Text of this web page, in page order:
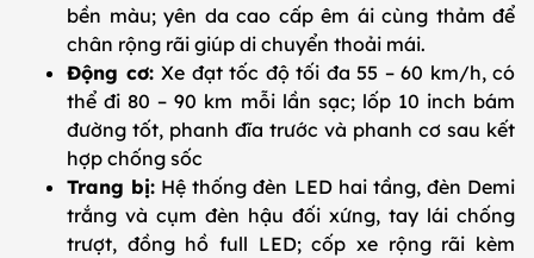
bền màu; yên da cao cấp êm ái cùng thảm để
chân rộng rãi giúp di chuyển thoải mái.
Động cơ: Xe đạt tốc độ tối đa 55 – 60 km/h, có
thể đi 80 – 90 km mỗi lần sạc; lốp 10 inch bám
đường tốt, phanh đĩa trước và phanh cơ sau kết
hợp chống sốc
Trang bị: Hệ thống đèn LED hai tầng, đèn Demi
trắng và cụm đèn hậu đối xứng, tay lái chống
trượt, đồng hồ full LED; cốp xe rộng rãi kèm